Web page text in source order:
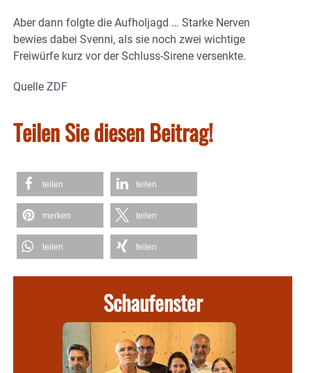
Aber dann folgte die Aufholjagd … Starke Nerven
bewies dabei Svenni, als sie noch zwei wichtige
Freiwürfe kurz vor der Schluss-Sirene versenkte.
Quelle ZDF
Teilen Sie diesen Beitrag!
teilen teilen
merken teilen
teilen teilen
Schaufenster